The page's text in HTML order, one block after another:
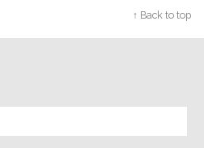
↑ Back to top